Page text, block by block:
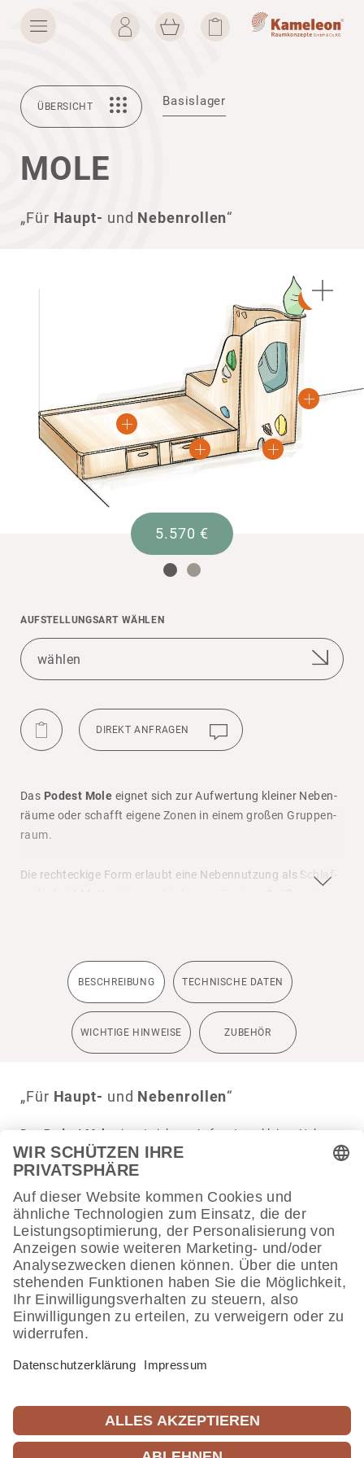
ÜBERSICHT Basislager
MOLE
„Für Haupt- und Nebenrollen“
5.570 €
Das Podest Mole eignet sich zur Aufwer­tung kleiner Neben­
räume oder schafft eigene Zonen in einem großen Grup­pen­
raum.
Die recht­eckige Form erlaubt eine Neben­nut­zung als Schlaf­
Die Kera­mik­spitze dient als Blick­fang und zeichnet dieses
schlichtePodest als einen Ort für etwas Beson­deres aus.
Passend für Matten bis max. 135 cm x 60 cm!
AUFSTEL­LUNGSART WÄHLEN
AUF DIE
STE
DIREKT ANFRAGEN
BESCHREI­BUNG TECH­NI­SCHE DATEN
WICH­TIGE HINWEISE ZUBEHÖR
„Für Haupt- und Nebenrollen“
Das Podest Mole
eignet sich zur Aufwer­tung kleiner Neben­
räume oder schafft eigene Zonen in einem großen Grup­pen­
raum.
Die recht­eckige Form erlaubt eine Neben­nut­zung als Schlaf­
po­dest mit Matten in verschie­denen gängigen Größen. Inte­
grierte Mate­ri­al­kisten können Bauklötze oder Verklei­dungsu­
ten­si­lien aufnehmen.
Die Kera­mik­spitze dient als Blick­fang und zeichnet dieses
schlichtePodest
Passend für Matten bis max. 135 cm x 60 cm!